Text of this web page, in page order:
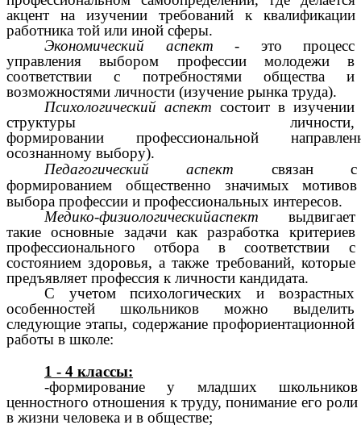
акцент на изучении требований к квалификации
работника той или иной сферы.
Экономический
аспект - это процесс
управления выбором профессии молодежи в
соответствии с потребностями общества и
возможностями личности (изучение рынка труда).
Психологический аспект состоит в изучении
структуры личности,
формировании профессиональной
осознанному выбору).
Педагогический
аспект связан с
формированием общественно значимых мотивов
выбора профессии и профессиональных интересов.
Медико-физиологическийаспект выдвигает
такие основные задачи как разработка критериев
профессионального отбора в соответствии с
состоянием здоровья, а также требований, которые
предъявляет профессия к личности кандидата.
С учетом психологических и возрастных
особенностей школьников можно выделить
следующие этапы, содержание профориентационной
работы в школе:
1 - 4 классы:
-формирование у младших школьников
ценностного отношения к труду, понимание его роли
в жизни человека и в обществе;